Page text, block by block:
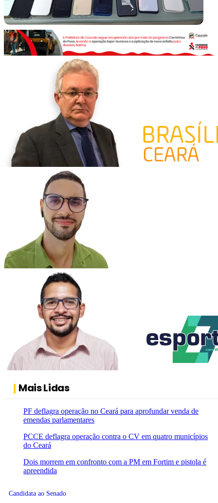
Mais Lidas
PF deflagra operação no Ceará para aprofundar venda de
emendas parlamentares
PCCE deflagra operação contra o CV em quatro municípios
do Ceará
Dois morrem em confronto com a PM em Fortim e pistola é
apreendida
Candidata ao Senado